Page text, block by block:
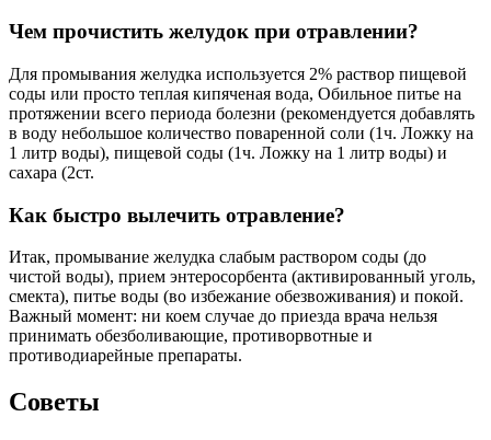
Чем прочистить желудок при отравлении?
Для промывания желудка используется 2% раствор пищевой
соды или просто теплая кипяченая вода, Обильное питье на
протяжении всего периода болезни (рекомендуется добавлять
в воду небольшое количество поваренной соли (1ч. Ложку на
1 литр воды), пищевой соды (1ч. Ложку на 1 литр воды) и
сахара (2ст.
Как быстро вылечить отравление?
Итак, промывание желудка слабым раствором соды (до
чистой воды), прием энтеросорбента (активированный уголь,
смекта), питье воды (во избежание обезвоживания) и покой.
Важный момент: ни коем случае до приезда врача нельзя
принимать обезболивающие, противорвотные и
противодиарейные препараты.
Советы